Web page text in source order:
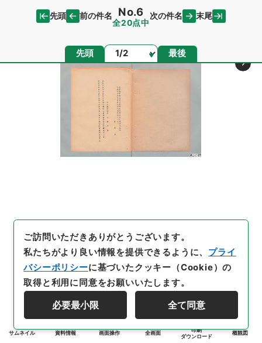
先頭 前の件名 No.6
全20点中
次の件名 末尾
先頭 ページ 最後
サムネイル 資料情報 画面操作 全画面
印刷
ダウンロード
概観図
ご訪問いただきありがとうございます。
私たちがより良い情報を提供できるように、 プライ
バシーポリシーに基づいたクッキー（Cookie）の
取得と利用に同意をお願いいたします。
必要最小限 全て同意